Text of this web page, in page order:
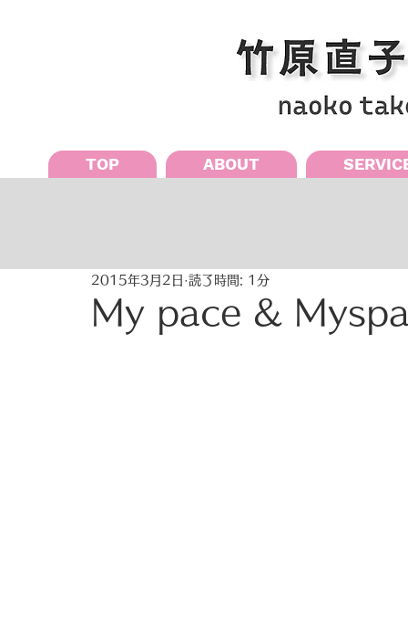
TOP ABOUT
My pace &
2015年3月2日 読了時間: 1分